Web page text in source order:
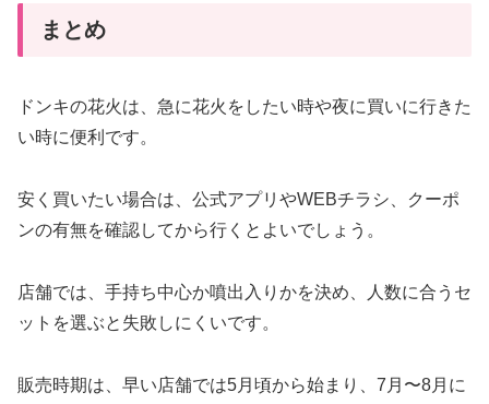
まとめ
ドンキの花火は、急に花火をしたい時や夜に買いに行きた
い時に便利です。
安く買いたい場合は、公式アプリやWEBチラシ、クーポ
ンの有無を確認してから行くとよいでしょう。
店舗では、手持ち中心か噴出入りかを決め、人数に合うセ
ットを選ぶと失敗しにくいです。
販売時期は、早い店舗では5月頃から始まり、7月〜8月に